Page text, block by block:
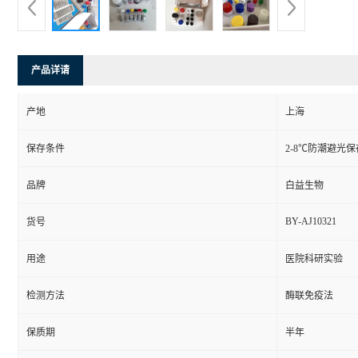
产品详请
产地 上海
保存条件 2-8℃防潮避光保
品牌 白益生物
货号 BY-AJ10321
用途 医院科研实验
检测方法 酶联免疫法
保质期 半年